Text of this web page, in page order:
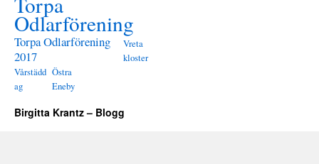
Odlarförening
Torpa Odlarförening
2017
Vreta
kloster
Vårstädd
ag
Östra
Eneby
Birgitta Krantz – Blogg